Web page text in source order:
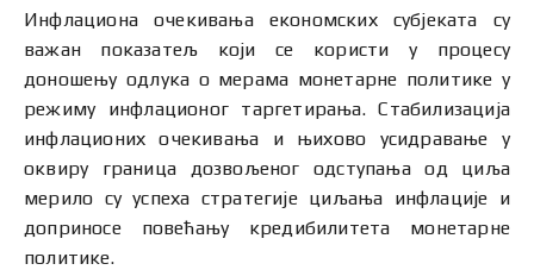
Инфлациона очекивања економских субјеката су
важан показатељ који се користи у процесу
доношењу одлука о мерама монетарне политике у
режиму инфлационог таргетирања. Стабилизација
инфлационих очекивања и њихово усидравање у
оквиру граница дозвољеног одступања од циља
мерило су успеха стратегије циљања инфлације и
доприносе повећању кредибилитета монетарне
политике.